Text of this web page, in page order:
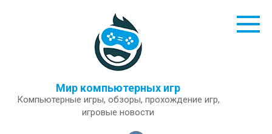
Мир компьютерных игр
Компьютерные игры, обзоры, прохождение игр,
игровые новости